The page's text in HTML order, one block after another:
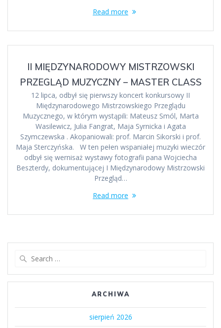
Read more
II MIĘDZYNARODOWY MISTRZOWSKI
PRZEGLĄD MUZYCZNY – MASTER CLASS
12 lipca, odbył się pierwszy koncert konkursowy II
Międzynarodowego Mistrzowskiego Przeglądu
Muzycznego, w którym wystąpili: Mateusz Smól, Marta
Wasilewicz, Julia Fangrat, Maja Syrnicka i Agata
Szymczewska . Akopaniowali: prof. Marcin Sikorski i prof.
Maja Sterczyńska. W ten pełen wspaniałej muzyki wieczór
odbył się wernisaż wystawy fotografii pana Wojciecha
Beszterdy, dokumentującej I Międzynarodowy Mistrzowski
Przegląd…
Read more
ARCHIWA
sierpień 2026